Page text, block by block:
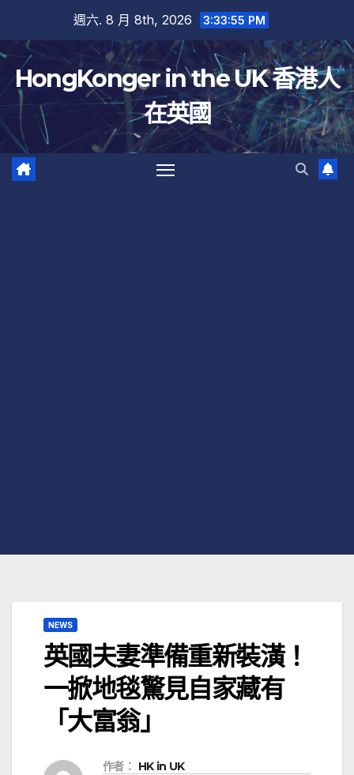
內
容
週六. 8 月 8th, 2026 3:33:56 PM
HongKonger in the UK 香港人
在英國
NEWS
英國夫妻準備重新裝潢！
一掀地毯驚見自家藏有
「大富翁」
作者： HK in UK